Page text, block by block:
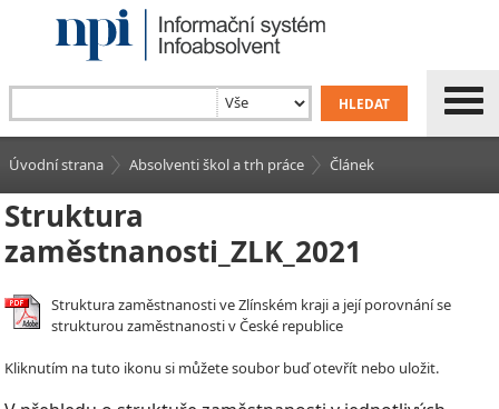
Úvodní strana Absolventi škol a trh práce Článek
Struktura
zaměstnanosti_ZLK_2021
Struktura zaměstnanosti ve Zlínském kraji a její porovnání se
strukturou zaměstnanosti v České republice
Kliknutím na tuto ikonu si můžete soubor buď otevřít nebo uložit.